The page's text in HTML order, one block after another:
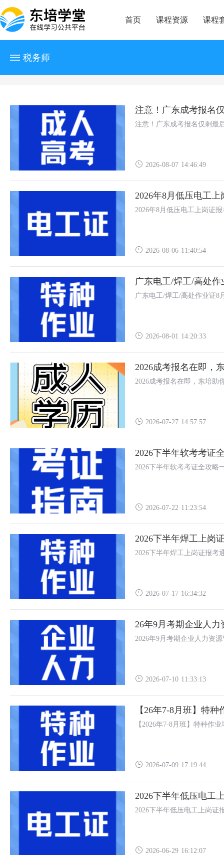
首页 课程资源 课程
税务师
注意！广东成考报名
注意！广东成考报名仅剩最
2026-08-07 14:46:49
2026年8月低压电工
2026年8月低压电工上岗证
2026-08-06 11:40:54
广东电工/焊工/高处
广东电工/焊工/高处作业证8
2026-08-01 14:20:33
2026成考报名在即，
2026成考报名在即，东培助
2026-07-27 14:57:57
2026下半年软考考证
2026下半年软考考证全攻略
2026-07-22 11:23:54
2026下半年焊工上岗
2026下半年焊工上岗证报考
2026-07-17 16:34:32
26年9月考期企业人
2026年9月考期企业人力资
2026-07-10 11:33:13
【26年7-8月班】特
【2026年7-8月班】特种作
2026-07-09 17:19:44
2026下半年低压电工
2026下半年低压电工上岗证
2026-06-29 16:12:07